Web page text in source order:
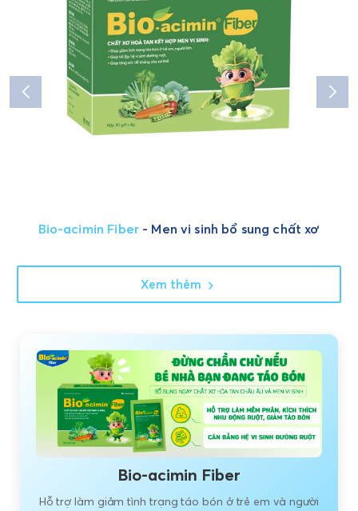
Bio-acimin Fiber- Men vi sinh bổ sung chất xơ
Xem thêm
Bio-acimin Fiber
Hỗ trợ làm giảm tình trạng táo bón ở trẻ em và người